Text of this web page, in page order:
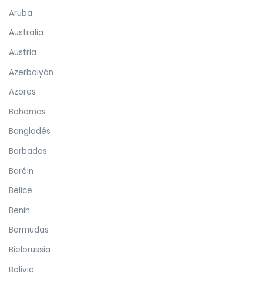
Aruba
Australia
Austria
Azerbaiyán
Azores
Bahamas
Bangladés
Barbados
Baréin
Belice
Benin
Bermudas
Bielorussia
Bolivia